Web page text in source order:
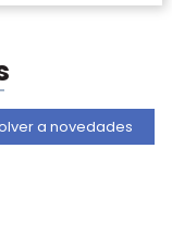
a novedades